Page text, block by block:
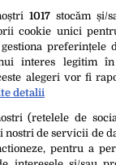
un ordin
Apărării din
1017stocăm și/
cookie unici
interes legitim
alegeri vor fi
detalii
(retelele de
de servicii de
pentru a